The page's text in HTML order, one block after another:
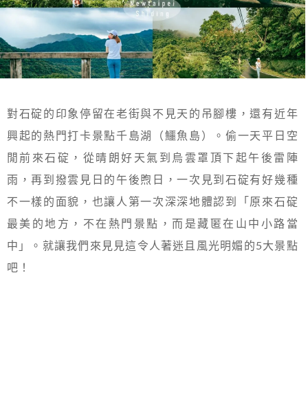
對石碇的印象停留在老街與不見天的吊腳樓，還有近年
興起的熱門打卡景點千島湖（鱷魚島）。偷一天平日空
閒前來石碇，從晴朗好天氣到烏雲罩頂下起午後雷陣
雨，再到撥雲見日的午後煦日，一次見到石碇有好幾種
不一樣的面貌，也讓人第一次深深地體認到「原來石碇
最美的地方，不在熱門景點，而是藏匿在山中小路當
中」。就讓我們來見見這令人著迷且風光明媚的5大景點
吧！